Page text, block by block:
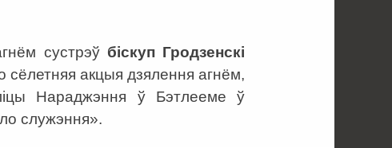
сустрэў біскуп Гродзенскі
сёлетняя акцыя дзялення агнём,
Нараджэння ў Бэтлееме ў
служэння».